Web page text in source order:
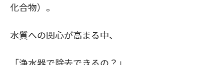
化合物）。
水質への関心が高まる中、